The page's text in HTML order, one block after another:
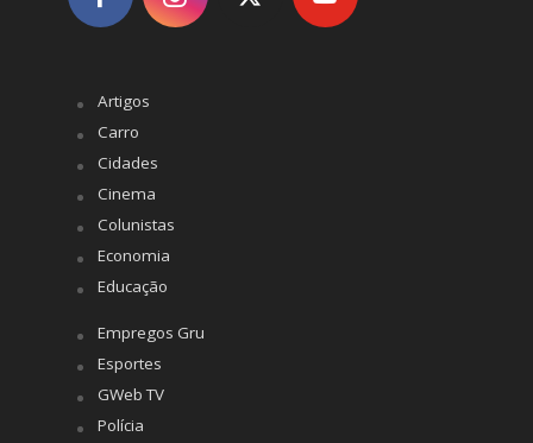
Artigos
Carro
Cidades
Cinema
Colunistas
Economia
Educação
Empregos Gru
Esportes
GWeb TV
Polícia